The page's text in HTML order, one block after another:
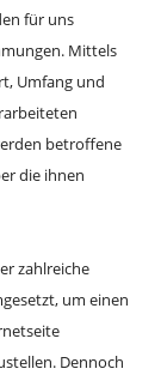
für uns
Mittels
Umfang und
betroffene
die ihnen
zahlreiche
um einen
Dennoch